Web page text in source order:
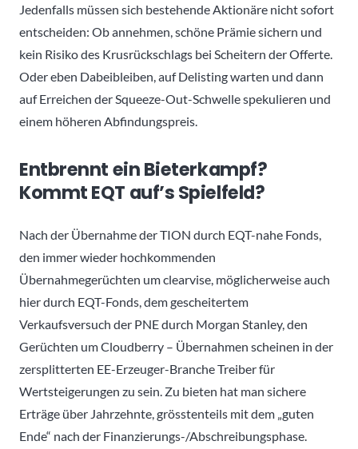
Jedenfalls müssen sich bestehende Aktionäre nicht sofort
entscheiden: Ob annehmen, schöne Prämie sichern und
kein Risiko des Krusrückschlags bei Scheitern der Offerte.
Oder eben Dabeibleiben, auf Delisting warten und dann
auf Erreichen der Squeeze-Out-Schwelle spekulieren und
einem höheren Abfindungspreis.
Entbrennt ein Bieterkampf?
Kommt EQT auf’s Spielfeld?
Nach der Übernahme der TION durch EQT-nahe Fonds,
den immer wieder hochkommenden
Übernahmegerüchten um clearvise, möglicherweise auch
hier durch EQT-Fonds, dem gescheitertem
Verkaufsversuch der PNE durch Morgan Stanley, den
Gerüchten um Cloudberry – Übernahmen scheinen in der
zersplitterten EE-Erzeuger-Branche Treiber für
Wertsteigerungen zu sein. Zu bieten hat man sichere
Erträge über Jahrzehnte, grösstenteils mit dem „guten
Ende“ nach der Finanzierungs-/Abschreibungsphase.